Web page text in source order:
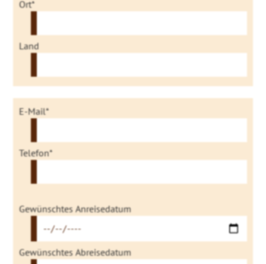
Ort*
Land
E-Mail*
Telefon*
Gewünschtes Anreisedatum
Gewünschtes Abreisedatum